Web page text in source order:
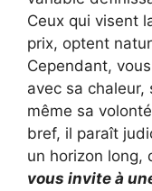
Ceux qui visent
prix, optent
Cependant,
avec sa
même sa
bref, il paraît
un horizon long,
vous invite à